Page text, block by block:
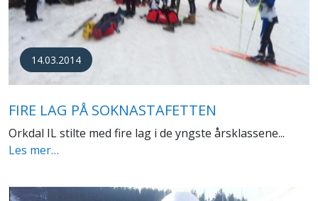
14.03.2014
FIRE LAG PÅ SOKNASTAFETTEN
Orkdal IL stilte med fire lag i de yngste årsklassene...
Les mer…